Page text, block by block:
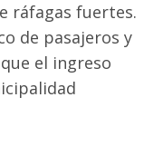
ráfagas fuertes.
de pasajeros y
el ingreso